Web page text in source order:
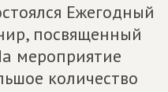
Ежегодный
посвященный
мероприятие
количество